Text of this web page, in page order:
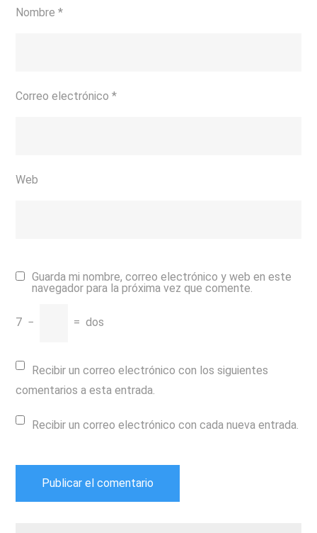
Nombre*
Correo electrónico*
Web
Guarda mi nombre, correo electrónico y web en este
navegador para la próxima vez que comente.
7 − = dos
Recibir un correo electrónico con los siguientes
comentarios a esta entrada.
Recibir un correo electrónico con cada nueva entrada.